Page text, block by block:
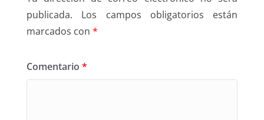
publicada.
Los campos obligatorios están
marcados con *
Comentario *